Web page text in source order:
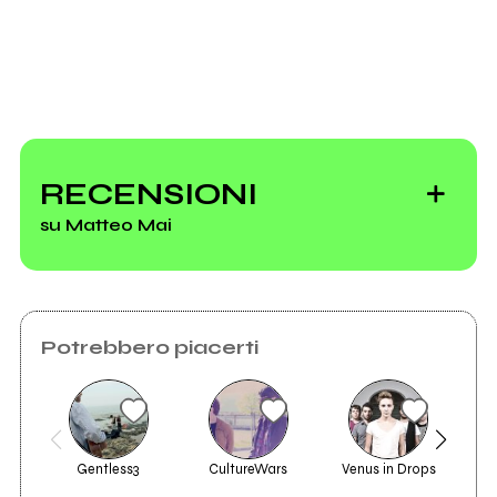
RECENSIONI
su Matteo Mai
Potrebbero piacerti
Gentless3 CultureWars Venus in Drops